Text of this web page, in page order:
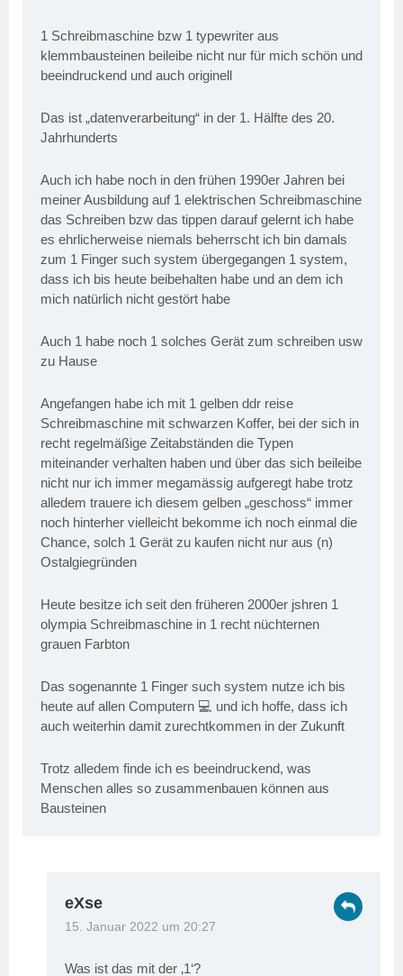
1 Schreibmaschine bzw 1 typewriter aus
klemmbausteinen beileibe nicht nur für mich schön und
beeindruckend und auch originell
Das ist „datenverarbeitung“ in der 1. Hälfte des 20.
Jahrhunderts
Auch ich habe noch in den frühen 1990er Jahren bei
meiner Ausbildung auf 1 elektrischen Schreibmaschine
das Schreiben bzw das tippen darauf gelernt ich habe
es ehrlicherweise niemals beherrscht ich bin damals
zum 1 Finger such system übergegangen 1 system,
dass ich bis heute beibehalten habe und an dem ich
mich natürlich nicht gestört habe
Auch 1 habe noch 1 solches Gerät zum schreiben usw
zu Hause
Angefangen habe ich mit 1 gelben ddr reise
Schreibmaschine mit schwarzen Koffer, bei der sich in
recht regelmäßige Zeitabständen die Typen
miteinander verhalten haben und über das sich beileibe
nicht nur ich immer megamässig aufgeregt habe trotz
alledem trauere ich diesem gelben „geschoss“ immer
noch hinterher vielleicht bekomme ich noch einmal die
Chance, solch 1 Gerät zu kaufen nicht nur aus (n)
Ostalgiegründen
Heute besitze ich seit den früheren 2000er jshren 1
olympia Schreibmaschine in 1 recht nüchternen
grauen Farbton
Das sogenannte 1 Finger such system nutze ich bis
heute auf allen Computern 💻 und ich hoffe, dass ich
auch weiterhin damit zurechtkommen in der Zukunft
Trotz alledem finde ich es beeindruckend, was
Menschen alles so zusammenbauen können aus
Bausteinen
eXse
15. Januar 2022 um 20:27
Was ist das mit der ‚1‘?